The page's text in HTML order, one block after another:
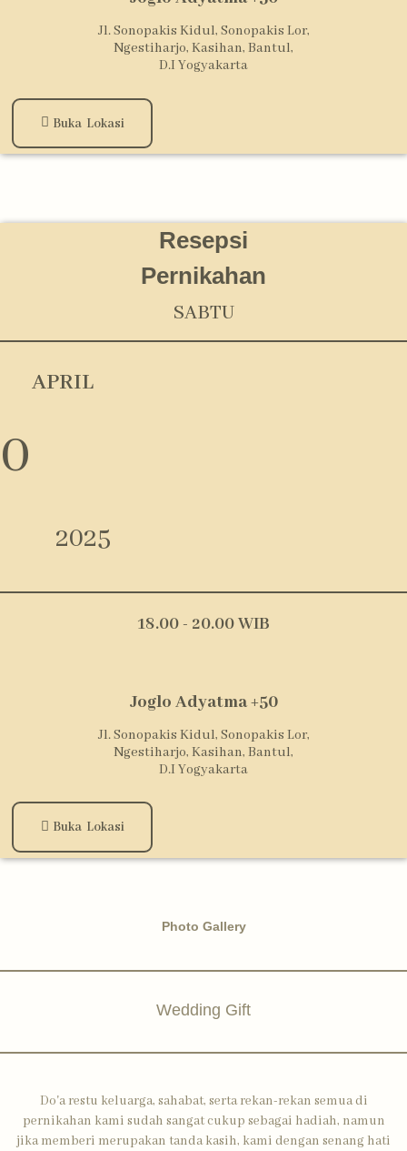
Jl. Sonopakis Kidul, Sonopakis Lor,
Ngestiharjo, Kasihan, Bantul,
D.I Yogyakarta
Buka Lokasi
Resepsi
Pernikahan
SABTU
APRIL
0
2025
18.00 - 20.00 WIB
Joglo Adyatma +50
Jl. Sonopakis Kidul, Sonopakis Lor,
Ngestiharjo, Kasihan, Bantul,
D.I Yogyakarta
Buka Lokasi
Photo Gallery
Wedding Gift
Do'a restu keluarga, sahabat, serta rekan-rekan semua di
pernikahan kami sudah sangat cukup sebagai hadiah, namun
jika memberi merupakan tanda kasih, kami dengan senang hati